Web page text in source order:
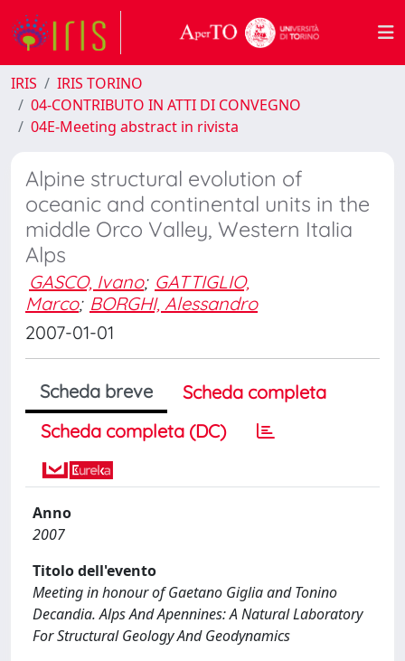
IRIS
IRIS TORINO
04-CONTRIBUTO IN ATTI DI CONVEGNO
04E-Meeting abstract in rivista
Alpine structural evolution of
oceanic and continental units in the
middle Orco Valley, Western Italia
Alps
GASCO, Ivano; GATTIGLIO,
Marco; BORGHI, Alessandro
2007-01-01
Scheda breve
Scheda completa
Scheda completa (DC)
Anno
2007
Titolo dell'evento
Meeting in honour of Gaetano Giglia and Tonino
Decandia. Alps And Apennines: A Natural Laboratory
For Structural Geology And Geodynamics